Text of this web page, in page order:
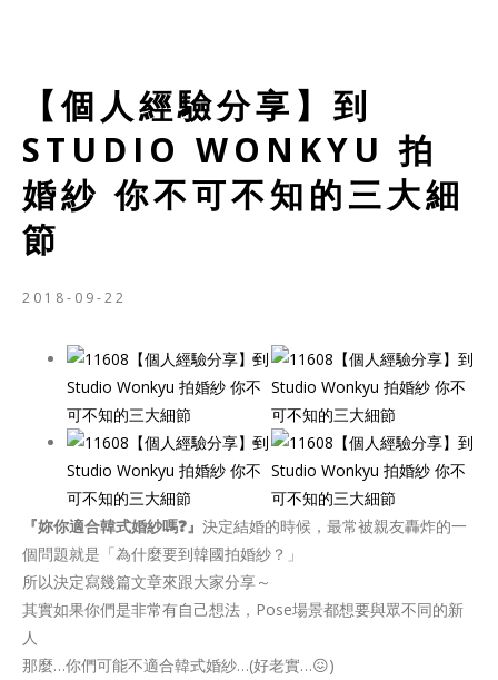
【個人經驗分享】到
STUDIO WONKYU 拍
婚紗 你不可不知的三大細
節
2018-09-22
『妳你適合韓式婚紗嗎❓』 決定結婚的時候，最常被親友轟炸的一
個問題就是「為什麼要到韓國拍婚紗？」
所以決定寫幾篇文章來跟大家分享～
其實如果你們是非常有自己想法，Pose場景都想要與眾不同的新
人
那麼…你們可能不適合韓式婚紗…(好老實…😖)